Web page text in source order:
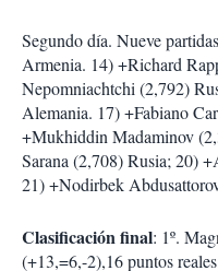
Segundo día. Nueve
Armenia. 14) +Richard
Nepomniachtchi (2,792)
Alemania. 17) +Fabiano
+Mukhiddin Madaminov
Sarana (2,708) Rusia; 20)
21) +Nodirbek
Clasificación final: 1º.
(+13,=6,-2),16 puntos